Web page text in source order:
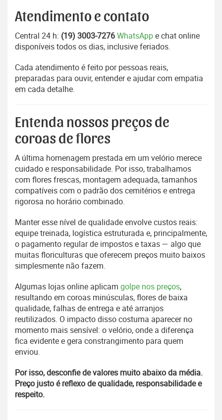
Atendimento e contato
Central 24 h: (19) 3003-7276WhatsAppe chat online
disponíveis todos os dias, inclusive feriados.
Cada atendimento é feito por pessoas reais,
preparadas para ouvir, entender e ajudar com empatia
em cada detalhe.
Entenda nossos preços de
coroas de flores
A última homenagem prestada em um velório merece
cuidado e responsabilidade. Por isso, trabalhamos
com flores frescas, montagem adequada, tamanhos
compatíveis com o padrão dos cemitérios e entrega
rigorosa no horário combinado.
Manter esse nível de qualidade envolve custos reais:
equipe treinada, logística estruturada e, principalmente,
o pagamento regular de impostos e taxas — algo que
muitas floriculturas que oferecem preços muito baixos
simplesmente não fazem.
Algumas lojas online aplicam golpe nos preços,
resultando em coroas minúsculas, flores de baixa
qualidade, falhas de entrega e até arranjos
reutilizados. O impacto disso costuma aparecer no
momento mais sensível: o velório, onde a diferença
fica evidente e gera constrangimento para quem
enviou.
Por isso, desconfie de valores muito abaixo da média.
Preço justo é reflexo de qualidade, responsabilidade e
respeito.